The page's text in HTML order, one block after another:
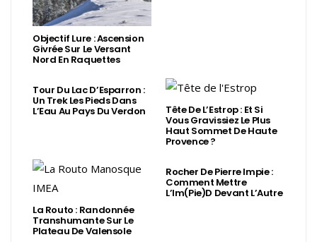
Objectif Lure : Ascension
Givrée Sur Le Versant
Nord En Raquettes
Tour Du Lac D’Esparron :
Un Trek Les Pieds Dans
L’Eau Au Pays Du Verdon Tête De L’Estrop : Et Si
Vous Gravissiez Le Plus
Haut Sommet De Haute
Provence ?
La Routo : Randonnée
Transhumante Sur Le
Plateau De Valensole
Rocher De Pierre Impie :
Comment Mettre
L’Im(Pie)d Devant L’Autre